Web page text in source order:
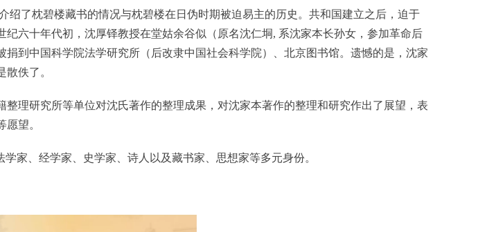
了枕碧楼藏书的情况与枕碧楼在日伪时期被迫易主的历史。共和国建立之后，迫于
六十年代初，沈厚铎教授在堂姑余谷似（原名沈仁垌 , 系沈家本长孙女，参加革命后
到中国科学院法学研究所（后改隶中国社会科学院）、北京图书馆。遗憾的是，沈家
佚了。
理研究所等单位对沈氏著作的整理成果，对沈家本著作的整理和研究作出了展望，表
望。
家、经学家、史学家、诗人以及藏书家、思想家等多元身份。